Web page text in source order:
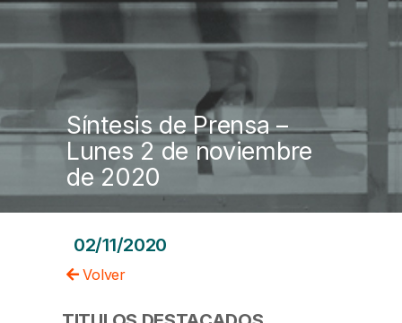
Síntesis de Prensa –
Lunes 2 de noviembre
de 2020
02/11/2020
Volver